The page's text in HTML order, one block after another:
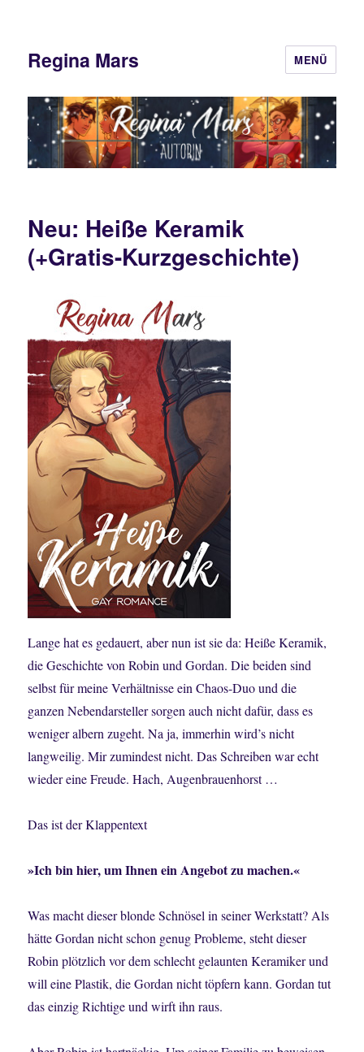
Regina Mars MENÜ
Neu: Heiße Keramik
(+Gratis-Kurzgeschichte)
Lange hat es gedauert, aber nun ist sie da: Heiße Keramik,
die Geschichte von Robin und Gordan. Die beiden sind
selbst für meine Verhältnisse ein Chaos-Duo und die
ganzen Nebendarsteller sorgen auch nicht dafür, dass es
weniger albern zugeht. Na ja, immerhin wird’s nicht
langweilig. Mir zumindest nicht. Das Schreiben war echt
wieder eine Freude. Hach, Augenbrauenhorst …
Das ist der Klappentext
»Ich bin hier, um Ihnen ein Angebot zu machen.«
Was macht dieser blonde Schnösel in seiner Werkstatt? Als
hätte Gordan nicht schon genug Probleme, steht dieser
Robin plötzlich vor dem schlecht gelaunten Keramiker und
will eine Plastik, die Gordan nicht töpfern kann. Gordan tut
das einzig Richtige und wirft ihn raus.